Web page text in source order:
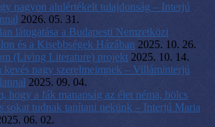
nagyon alulértékelt tulajdonság – Interjú
2026. 05. 31.
látogatása a Budapesti Nemzetközi
és a Kisebbségek Házában 2025. 10. 26.
(Living Literature) projekt 2025. 10. 14.
kevés nagy szerelmeimnek – Villáminterjú
2025. 09. 04.
hogy a fák manapság az élet néma, bölcs
sokat tudnak tanítani nekünk – Interjú Maria
06. 02.